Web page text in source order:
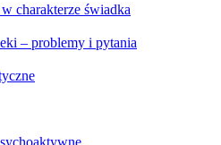
świadka
– problemy i pytania